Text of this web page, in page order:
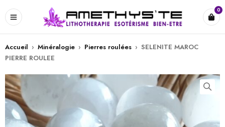
0
Accueil › Minéralogie › Pierres roulées › SELENITE MAROC
PIERRE ROULEE